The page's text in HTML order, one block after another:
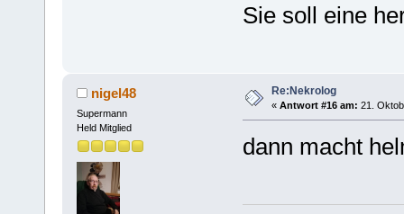
Sie soll eine
nigel48
Supermann
Held Mitglied
Re:Nekrolog
« Antwort #16 am: 21.
dann macht